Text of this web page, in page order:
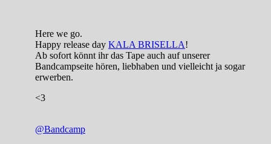
Here we go.
Happy release day KALA BRISELLA!
Ab sofort könnt ihr das Tape auch auf unserer
Bandcampseite hören, liebhaben und vielleicht ja sogar
erwerben.
<3
@Bandcamp